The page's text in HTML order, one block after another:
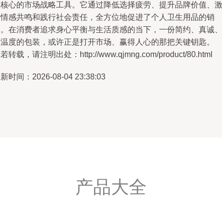
心的市场战略工具。它通过降低选择疲劳、提升品牌价值、激
感共鸣和践行社会责任，全方位地促进了个人卫生用品的销
在消费者追求身心平衡与生活质感的当下，一份简约、真诚、
度的包装，或许正是打开市场、赢得人心的那把关键钥匙。
转载，请注明出处：http://www.qjmng.com/product/80.html
时间：2026-08-04 23:38:03
产品大全